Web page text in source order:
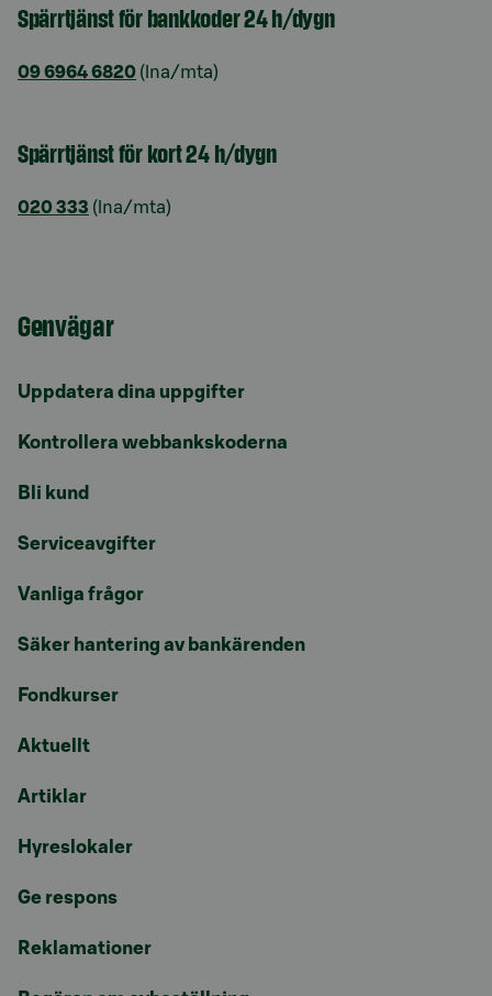
Spärrtjänst för bankkoder 24 h/dygn
09 6964 6820 (lna/mta)
Spärrtjänst för kort 24 h/dygn
020 333 (lna/mta)
Genvägar
Uppdatera dina uppgifter
Kontrollera webbankskoderna
Bli kund
Serviceavgifter
Vanliga frågor
Säker hantering av bankärenden
Fondkurser
Aktuellt
Artiklar
Hyreslokaler
Ge respons
Reklamationer